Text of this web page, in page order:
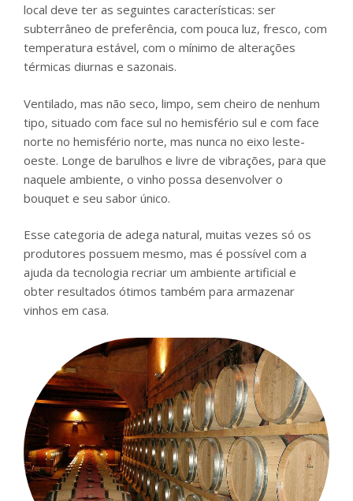
local deve ter as seguintes características: ser
subterrâneo de preferência, com pouca luz, fresco, com
temperatura estável, com o mínimo de alterações
térmicas diurnas e sazonais.
Ventilado, mas não seco, limpo, sem cheiro de nenhum
tipo, situado com face sul no hemisfério sul e com face
norte no hemisfério norte, mas nunca no eixo leste-
oeste. Longe de barulhos e livre de vibrações, para que
naquele ambiente, o vinho possa desenvolver o
bouquet e seu sabor único.
Esse categoria de adega natural, muitas vezes só os
produtores possuem mesmo, mas é possível com a
ajuda da tecnologia recriar um ambiente artificial e
obter resultados ótimos também para armazenar
vinhos em casa.